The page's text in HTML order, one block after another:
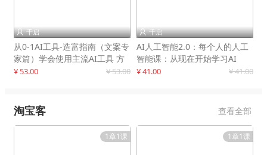
 千启
从0-1AI工具-造富指南（文案专
家篇）学会使用主流AI工具 方
法和心法的融合
¥ 53.00 ¥ 53.00
 千启
AI人工智能2.0：每个人的人工
智能课：从现在开始学习AI
¥ 41.00 ¥ 41.00
淘宝客 查看全部
1章1课 1章1课